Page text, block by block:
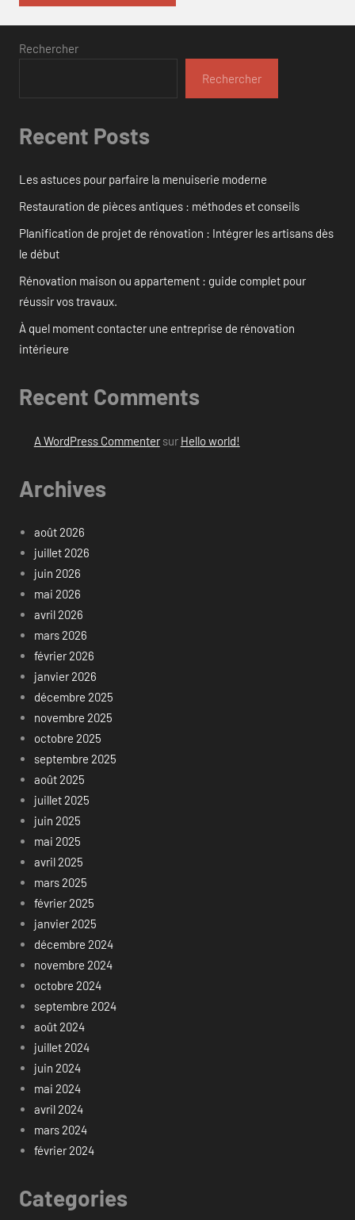
Rechercher
Rechercher
Recent Posts
Les astuces pour parfaire la menuiserie moderne
Restauration de pièces antiques : méthodes et conseils
Planification de projet de rénovation : Intégrer les artisans dès
le début
Rénovation maison ou appartement : guide complet pour
réussir vos travaux.
À quel moment contacter une entreprise de rénovation
intérieure
Recent Comments
A WordPress Commentersur Hello world!
Archives
août 2026
juillet 2026
juin 2026
mai 2026
avril 2026
mars 2026
février 2026
janvier 2026
décembre 2025
novembre 2025
octobre 2025
septembre 2025
août 2025
juillet 2025
juin 2025
mai 2025
avril 2025
mars 2025
février 2025
janvier 2025
décembre 2024
novembre 2024
octobre 2024
septembre 2024
août 2024
juillet 2024
juin 2024
mai 2024
avril 2024
mars 2024
février 2024
Categories